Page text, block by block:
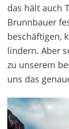
das hält auch
Brunnbauer
beschäftigen,
lindern. Aber
zu unserem
uns das